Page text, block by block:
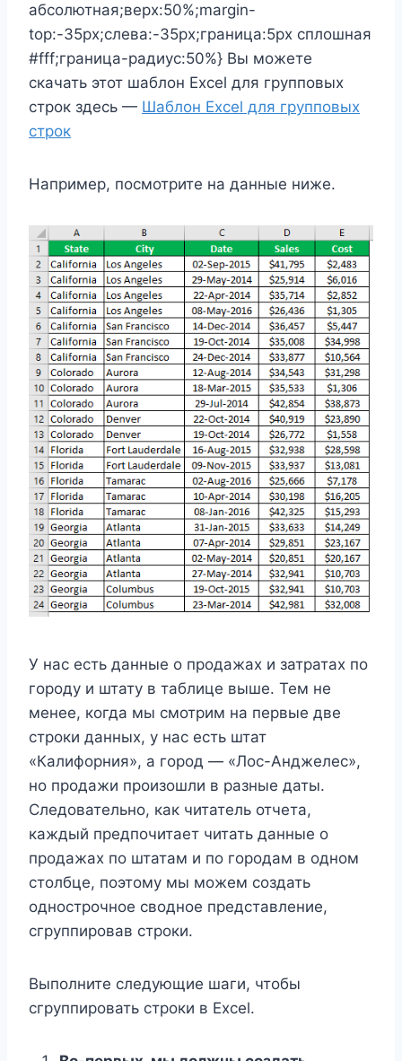
абсолютная;верх:50%;margin-
top:-35px;слева:-35px;граница:5px сплошная
#fff;граница-радиус:50%} Вы можете
скачать этот шаблон Excel для групповых
строк здесь — Шаблон Excel для групповых
строк
Например, посмотрите на данные ниже.
У нас есть данные о продажах и затратах по
городу и штату в таблице выше. Тем не
менее, когда мы смотрим на первые две
строки данных, у нас есть штат
«Калифорния», а город — «Лос-Анджелес»,
но продажи произошли в разные даты.
Следовательно, как читатель отчета,
каждый предпочитает читать данные о
продажах по штатам и по городам в одном
столбце, поэтому мы можем создать
однострочное сводное представление,
сгруппировав строки.
Выполните следующие шаги, чтобы
сгруппировать строки в Excel.